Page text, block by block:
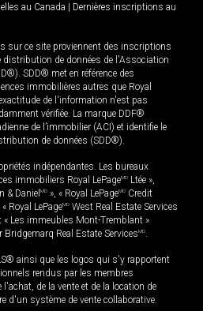
au Canada
Dernières inscriptions au
sur ce site proviennent des inscriptions
distribution de données de l'Association
SDD® met en référence des
immobilières autres que Royal
de l'information n'est pas
vérifiée. La marque DDF®
de l’immobilier (ACI) et identifie le
de données (SDD®).
indépendantes. Les bureaux
immobiliers Royal LePageMD Ltée »,
& Daniel MD », « Royal LePageMD Credit
Royal LePageMD West Real Estate Services
« Les immeubles Mont-Tremblant »
Real Estate ServicesMD.
ainsi que les logos qui s'y rapportent
rendus par les membres
l'achat, de la vente et de la location de
d'un système de vente collaborative.